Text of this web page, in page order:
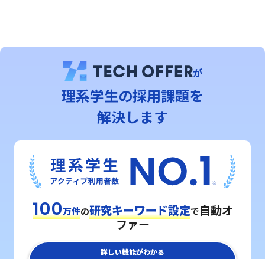
が
理系学⽣の採用課題を
解決します
100万件の研究キーワード設定で自動オ
ファー
詳しい機能がわかる